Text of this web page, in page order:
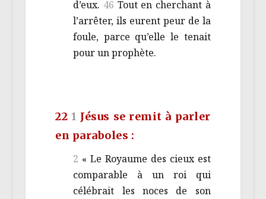
d’eux. 46 Tout en cherchant à
l’arrêter, ils eurent peur de la
foule, parce qu’elle le tenait
pour un prophète.
22 1 Jésus se remit à parler
en paraboles :
2 « Le Royaume des cieux est
comparable à un roi qui
célébrait les noces de son